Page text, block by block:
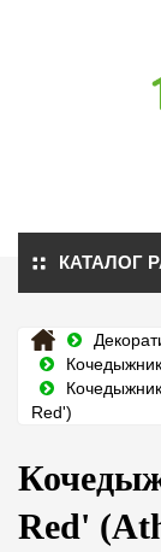
КАТАЛОГ
Кочедыжник
Red')
Red'